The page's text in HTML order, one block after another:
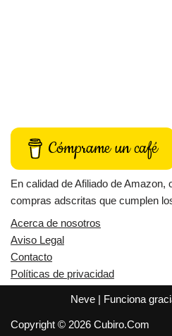
Cómprame un café
En calidad de Afiliado de Amazon,
compras adscritas que cumplen
Acerca de nosotros
Aviso Legal
Contacto
Políticas de privacidad
Neve| Funciona
Copyright © 2026 Cubiro.Com